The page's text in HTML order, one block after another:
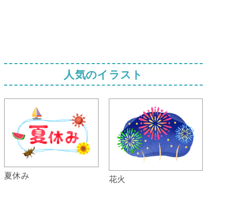
人気のイラスト
夏休み 花火